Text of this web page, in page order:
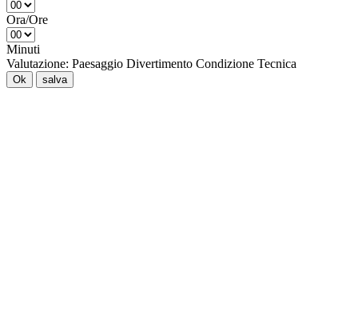
Ora/Ore
Minuti
Valutazione: Paesaggio Divertimento Condizione Tecnica
Ok salva